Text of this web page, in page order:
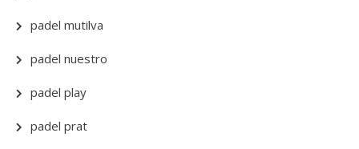
padel mutilva
padel nuestro
padel play
padel prat